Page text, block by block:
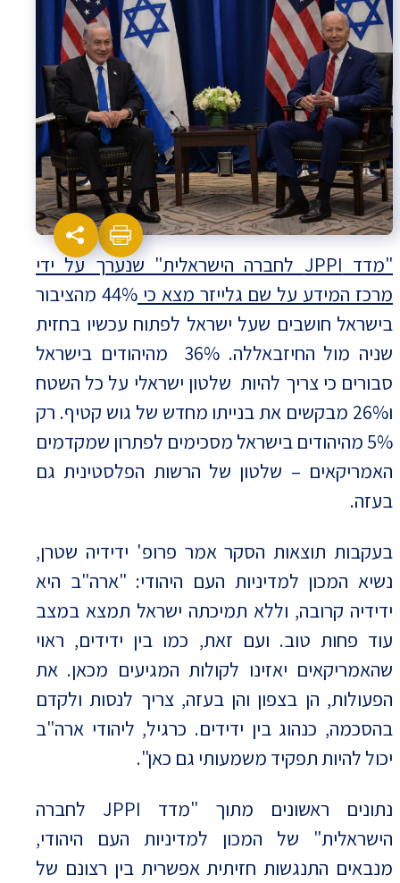
"מדד JPPI לחברה הישראלית" שנערך על ידי
מרכז המידע על שם גלייזר מצא כי
44% מהציבור
בישראל חושבים שעל ישראל לפתוח עכשיו בחזית
שניה מול החיזבאללה. 36% מהיהודים בישראל
סבורים כי צריך להיות שלטון ישראלי על כל השטח
ו26% מבקשים את בנייתו מחדש של גוש קטיף. רק
5% מהיהודים בישראל מסכימים לפתרון שמקדמים
האמריקאים – שלטון של הרשות הפלסטינית גם
בעזה.
בעקבות תוצאות הסקר אמר פרופ' ידידיה שטרן,
נשיא המכון למדיניות העם היהודי: "ארה"ב היא
ידידיה קרובה, וללא תמיכתה ישראל תמצא במצב
עוד פחות טוב. ועם זאת, כמו בין ידידים, ראוי
שהאמריקאים יאזינו לקולות המגיעים מכאן. את
הפעולות, הן בצפון והן בעזה, צריך לנסות ולקדם
בהסכמה, כנהוג בין ידידים. כרגיל, ליהודי ארה"ב
יכול להיות תפקיד משמעותי גם כאן".
נתונים ראשונים מתוך "מדד JPPI לחברה
הישראלית" של המכון למדיניות העם היהודי,
מנבאים התנגשות חזיתית אפשרית בין רצונם של